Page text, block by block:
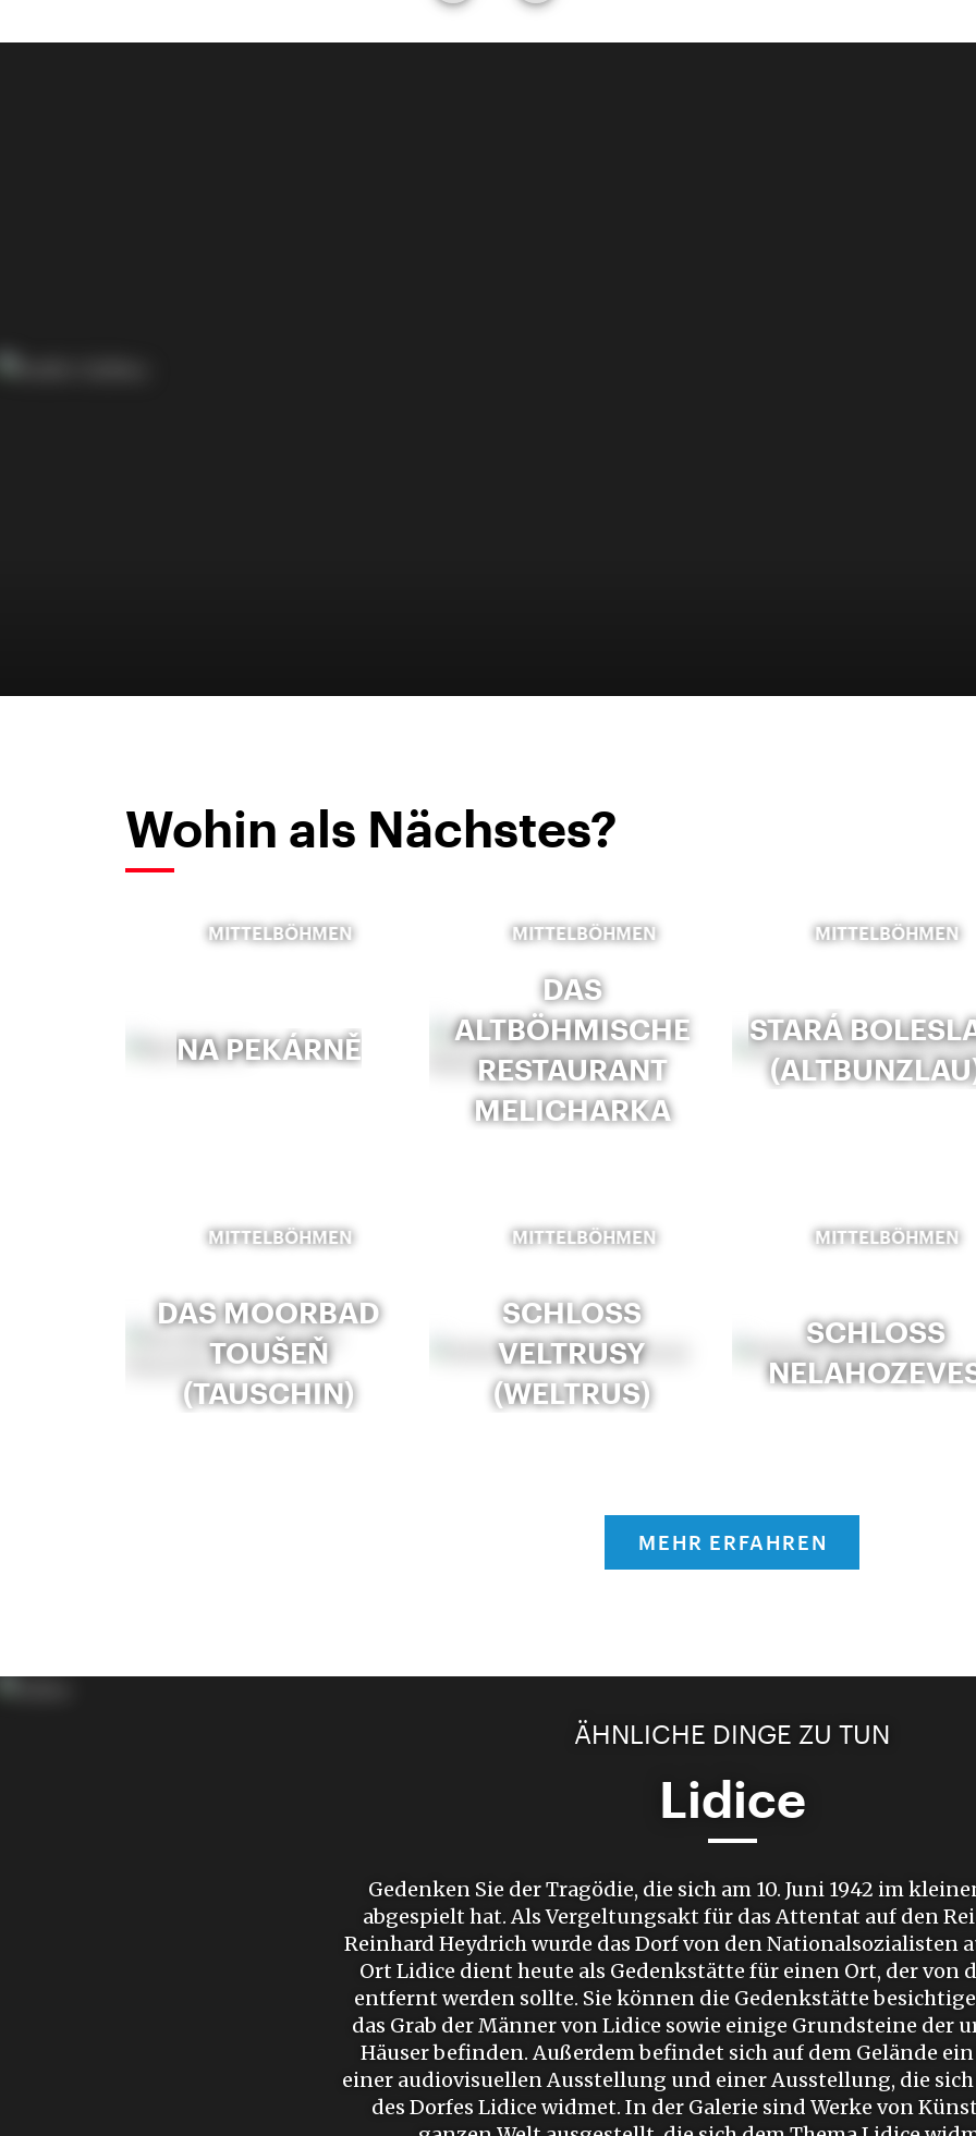
Wohin als Nächstes?
MITTELBÖHMEN
NA PEKÁRNĚ
MITTELBÖHMEN
DAS
ALTBÖHMISCHE
RESTAURANT
MELICHARKA
MITTELBÖHMEN
STARÁ
MITTELBÖHMEN
DAS MOORBAD
TOUŠEŇ
(TAUSCHIN)
MITTELBÖHMEN
SCHLOSS
VELTRUSY
(WELTRUS)
MITTELBÖHMEN
SCHLOSS
MEHR ERFAHREN
ÄHNLICHE DINGE ZU TUN
Lidice
Gedenken Sie der Tragödie, die sich am 10. Juni 1942 im
abgespielt hat. Als Vergeltungsakt für das Attentat auf den
Reinhard Heydrich wurde das Dorf von den Nationalsozialisten
Ort Lidice dient heute als Gedenkstätte für einen Ort, der von
entfernt werden sollte. Sie können die Gedenkstätte
das Grab der Männer von Lidice sowie einige Grundsteine der
Häuser befinden. Außerdem befindet sich auf dem Gelände
einer audiovisuellen Ausstellung und einer Ausstellung, die sich
des Dorfes Lidice widmet. In der Galerie sind Werke von